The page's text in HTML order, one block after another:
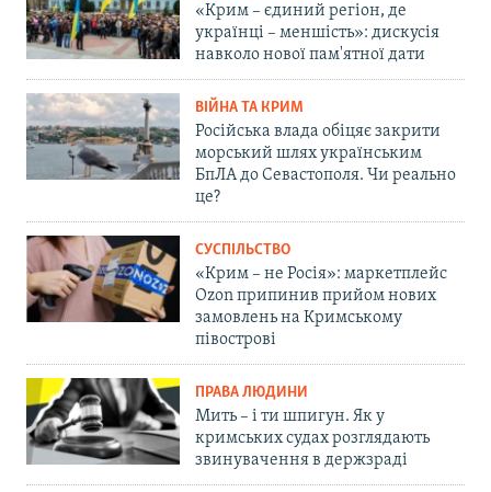
«Крим – єдиний регіон, де
українці – меншість»: дискусія
навколо нової пам'ятної дати
ВІЙНА ТА КРИМ
Російська влада обіцяє закрити
морський шлях українським
БпЛА до Севастополя. Чи реально
це?
СУСПІЛЬСТВО
«Крим – не Росія»: маркетплейс
Ozon припинив прийом нових
замовлень на Кримському
півострові
ПРАВА ЛЮДИНИ
Мить – і ти шпигун. Як у
кримських судах розглядають
звинувачення в держзраді